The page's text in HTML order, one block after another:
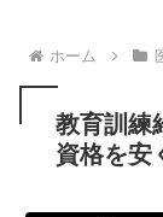
ホーム
教育訓練
資格を安